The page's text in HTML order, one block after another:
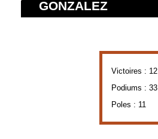
GONZALEZ
Victoires : 12
Podiums : 33
Poles : 11